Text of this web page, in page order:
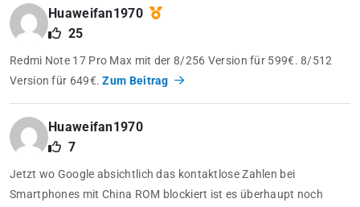
Huaweifan1970
25
Redmi Note 17 Pro Max mit der 8/256 Version für 599€. 8/512
Version für 649€.Zum Beitrag
Huaweifan1970
7
Jetzt wo Google absichtlich das kontaktlose Zahlen bei
Smartphones mit China ROM blockiert ist es überhaupt noch